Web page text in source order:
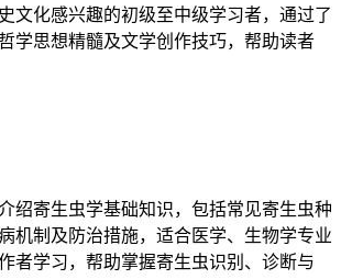
文化感兴趣的初级至中级学习者，通过了
学思想精髓及文学创作技巧，帮助读者
绍寄生虫学基础知识，包括常见寄生虫种
机制及防治措施，适合医学、生物学专业
者学习，帮助掌握寄生虫识别、诊断与